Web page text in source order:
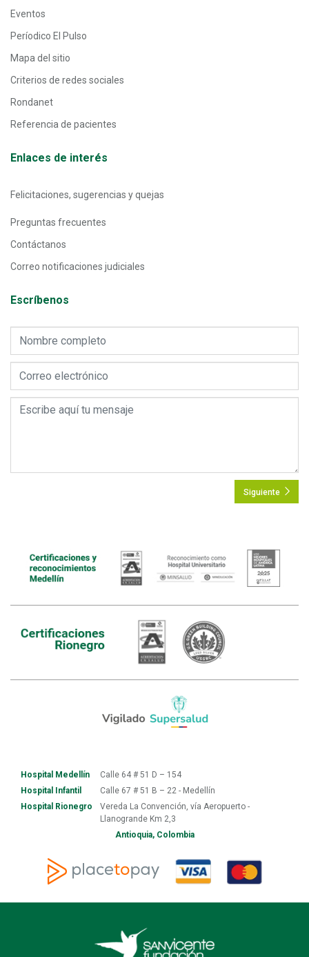
Eventos
Períodico El Pulso
Mapa del sitio
Criterios de redes sociales
Rondanet
Referencia de pacientes
Enlaces de interés
Felicitaciones, sugerencias y quejas
Preguntas frecuentes
Contáctanos
Correo notificaciones judiciales
Escríbenos
Siguiente
Hospital Medellín
Calle 64 # 51 D – 154
Hospital Infantil
Calle 67 # 51 B – 22 - Medellín
Hospital Rionegro
Vereda La Convención, vía Aeropuerto -
Llanogrande Km 2,3
Antioquia, Colombia